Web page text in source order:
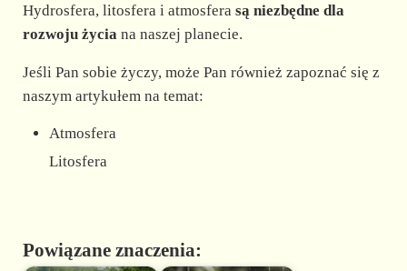
Hydrosfera, litosfera i atmosfera są niezbędne dla
rozwoju życiana naszej planecie.
Jeśli Pan sobie życzy, może Pan również zapoznać się z
naszym artykułem na temat:
Atmosfera
Litosfera
Powiązane znaczenia: